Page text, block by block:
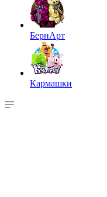
БернАрт
Кармашки